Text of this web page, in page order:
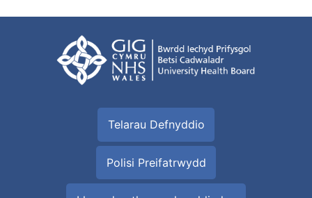
Telarau Defnyddio
Polisi Preifatrwydd